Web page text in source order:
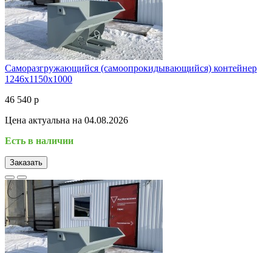
Саморазгружающийся (самоопрокидывающийся) контейнер
1246х1150х1000
46 540 р
Цена актуальна на 04.08.2026
Есть в наличии
Заказать